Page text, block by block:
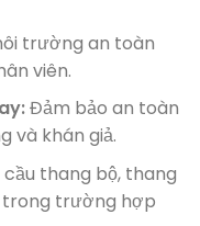
trường an toàn
viên.
Đảm bảo an toàn
và khán giả.
thang bộ, thang
trong trường hợp